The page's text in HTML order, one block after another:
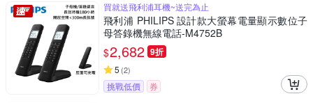
買就送飛利浦耳機~送完為止
飛利浦 PHILIPS 設計款大螢幕電量顯示數位子
母答錄機無線電話-M4752B
$2,682 9折
5 (2)
挑戰低價 券